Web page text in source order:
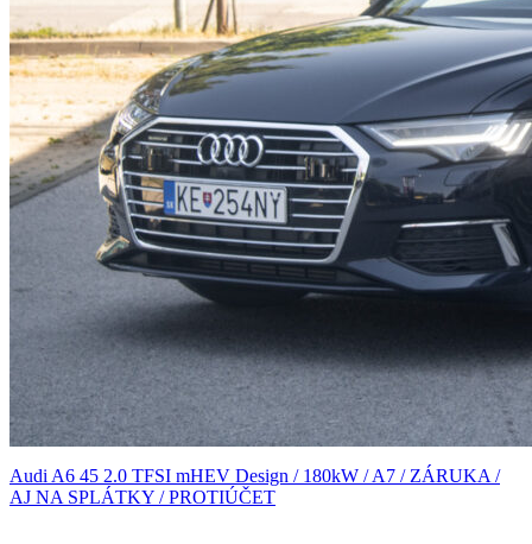
Audi A6 45 2.0 TFSI mHEV Design / 180kW / A7 / ZÁRUKA /
AJ NA SPLÁTKY / PROTIÚČET